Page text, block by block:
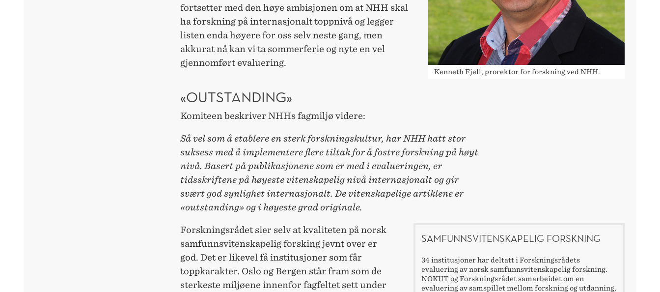
Kenneth Fjell, prorektor for forskning ved NHH.
fortsetter med den høye ambisjonen om at NHH skal
ha forskning på internasjonalt toppnivå og legger
listen enda høyere for oss selv neste gang, men
akkurat nå kan vi ta sommerferie og nyte en vel
gjennomført evaluering.
«OUTSTANDING»
Komiteen beskriver NHHs fagmiljø videre:
Så vel som å etablere en sterk forskningskultur, har NHH hatt stor
suksess med å implementere flere tiltak for å fostre forskning på høyt
nivå. Basert på publikasjonene som er med i evalueringen, er
tidsskriftene på høyeste vitenskapelig nivå internasjonalt og gir
svært god synlighet internasjonalt. De vitenskapelige artiklene er
«outstanding» og i høyeste grad originale.
SAMFUNNSVITENSKAPELIG FORSKNING
34 institusjoner har deltatt i Forskningsrådets
evaluering av norsk samfunnsvitenskapelig forskning.
NOKUT og Forskningsrådet samarbeidet om en
evaluering av samspillet mellom forskning og utdanning,
Forskningsrådet sier selv at kvaliteten på norsk
samfunnsvitenskapelig forsking jevnt over er
god. Det er likevel få institusjoner som får
toppkarakter. Oslo og Bergen står fram som de
sterkeste miljøene innenfor fagfeltet sett under